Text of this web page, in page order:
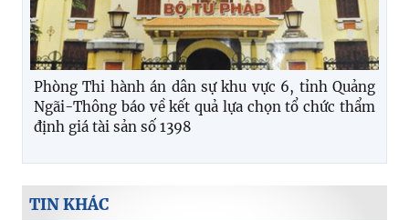
Phòng Thi hành án dân sự khu vực 6, tỉnh Quảng
Ngãi-Thông báo về kết quả lựa chọn tổ chức thẩm
định giá tài sản số 1398
TIN KHÁC